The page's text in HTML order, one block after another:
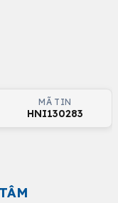
MÃ TIN
HNI130283